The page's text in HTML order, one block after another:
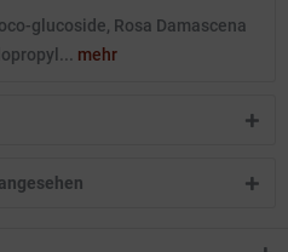
glucoside, Rosa Damascena
mehr